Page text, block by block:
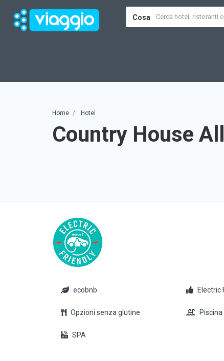
Cosa
Home Hotel
Country House
ecobnb Electric
Opzioni senza glutine Piscina
SPA